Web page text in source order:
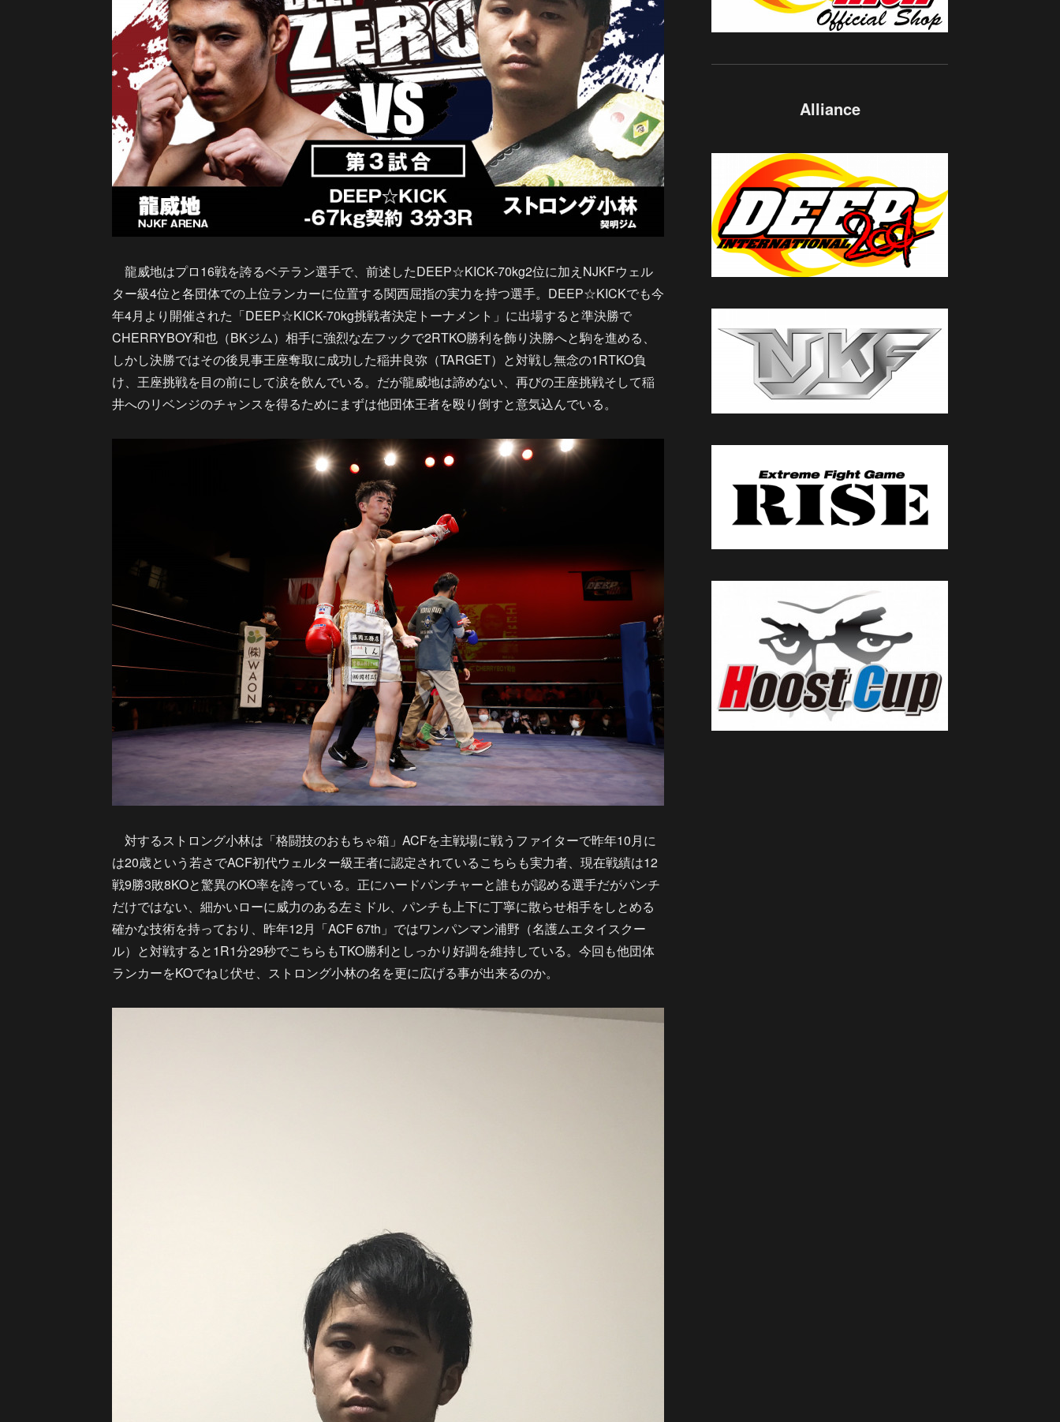
龍威地はプロ16戦を誇るベテラン選手で、前述したDEEP☆KICK-70kg2位に加えNJKFウェル
ター級4位と各団体での上位ランカーに位置する関西屈指の実力を持つ選手。DEEP☆KICKでも今
年4月より開催された「DEEP☆KICK-70kg挑戦者決定トーナメント」に出場すると準決勝で
CHERRYBOY和也（BKジム）相手に強烈な左フックで2RTKO勝利を飾り決勝へと駒を進める、
しかし決勝ではその後見事王座奪取に成功した稲井良弥（TARGET）と対戦し無念の1RTKO負
け、王座挑戦を目の前にして涙を飲んでいる。だが龍威地は諦めない、再びの王座挑戦そして稲
井へのリベンジのチャンスを得るためにまずは他団体王者を殴り倒すと意気込んでいる。
対するストロング小林は「格闘技のおもちゃ箱」ACFを主戦場に戦うファイターで昨年10月に
は20歳という若さでACF初代ウェルター級王者に認定されているこちらも実力者、現在戦績は12
戦9勝3敗8KOと驚異のKO率を誇っている。正にハードパンチャーと誰もが認める選手だがパンチ
だけではない、細かいローに威力のある左ミドル、パンチも上下に丁寧に散らせ相手をしとめる
確かな技術を持っており、昨年12月「ACF 67th」ではワンパンマン浦野（名護ムエタイスクー
ル）と対戦すると1R1分29秒でこちらもTKO勝利としっかり好調を維持している。今回も他団体
ランカーをKOでねじ伏せ、ストロング小林の名を更に広げる事が出来るのか。
Alliance